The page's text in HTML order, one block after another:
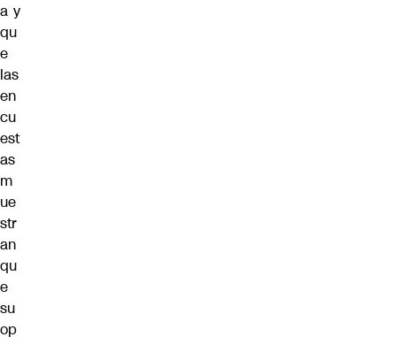
a y
qu
e
las
en
cu
est
as
m
ue
str
an
qu
e
su
op